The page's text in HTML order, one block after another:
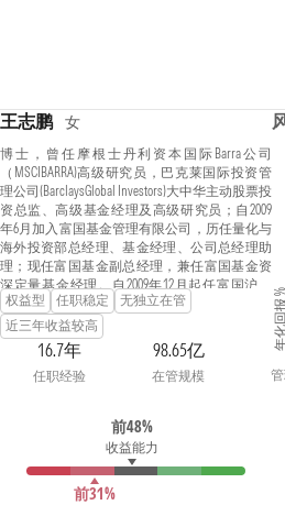
王志鹏 女
博士，曾任摩根士丹利资本国际Barra公司
（MSCIBARRA)高级研究员，巴克莱国际投资管
理公司(BarclaysGlobal Investors)大中华主动股票投
资总监、高级基金经理及高级研究员；自2009
年6月加入富国基金管理有限公司，历任量化与
海外投资部总经理、基金经理、公司总经理助
理；现任富国基金副总经理，兼任富国基金资
深定量基金经理。自2009年12月起任富国沪深
300增强证券投资基金基金经理；自2011年10月
起任富国中证500指数增强型证券投资基金(LOF)
基金经理；具有基金从业资格。
权益型 任职稳定
无独立在管
近三年收益较高
16.7年
任职经验
98.65亿
在管规模
前48%
收益能力
前31%
年化